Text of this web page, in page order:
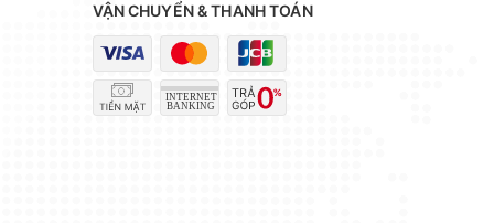
VẬN CHUYỂN & THANH TOÁN